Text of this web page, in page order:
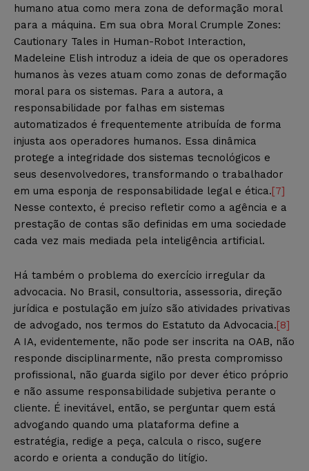
humano atua como mera zona de deformação moral
para a máquina. Em sua obra Moral Crumple Zones:
Cautionary Tales in Human-Robot Interaction,
Madeleine Elish introduz a ideia de que os operadores
humanos às vezes atuam como zonas de deformação
moral para os sistemas. Para a autora, a
responsabilidade por falhas em sistemas
automatizados é frequentemente atribuída de forma
injusta aos operadores humanos. Essa dinâmica
protege a integridade dos sistemas tecnológicos e
seus desenvolvedores, transformando o trabalhador
em uma esponja de responsabilidade legal e ética.[7]
Nesse contexto, é preciso refletir como a agência e a
prestação de contas são definidas em uma sociedade
cada vez mais mediada pela inteligência artificial.
Há também o problema do exercício irregular da
advocacia. No Brasil, consultoria, assessoria, direção
jurídica e postulação em juízo são atividades privativas
de advogado, nos termos do Estatuto da Advocacia.[8]
A IA, evidentemente, não pode ser inscrita na OAB, não
responde disciplinarmente, não presta compromisso
profissional, não guarda sigilo por dever ético próprio
e não assume responsabilidade subjetiva perante o
cliente. É inevitável, então, se perguntar quem está
advogando quando uma plataforma define a
estratégia, redige a peça, calcula o risco, sugere
acordo e orienta a condução do litígio.